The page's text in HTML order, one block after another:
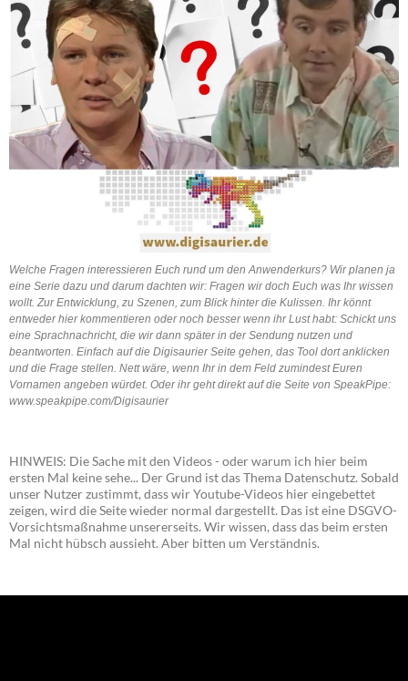
Welche Fragen interessieren Euch rund um den Anwenderkurs? Wir planen ja
eine Serie dazu und darum dachten wir: Fragen wir doch Euch was Ihr wissen
wollt. Zur Entwicklung, zu Szenen, zum Blick hinter die Kulissen. Ihr könnt
entweder hier kommentieren oder noch besser wenn ihr Lust habt: Schickt uns
eine Sprachnachricht, die wir dann später in der Sendung nutzen und
beantworten. Einfach auf die Digisaurier Seite gehen, das Tool dort anklicken
und die Frage stellen. Nett wäre, wenn Ihr in dem Feld zumindest Euren
Vornamen angeben würdet. Oder ihr geht direkt auf die Seite von SpeakPipe:
www.speakpipe.com/Digisaurier
HINWEIS: Die Sache mit den Videos - oder warum ich hier beim
ersten Mal keine sehe... Der Grund ist das Thema Datenschutz. Sobald
unser Nutzer zustimmt, dass wir Youtube-Videos hier eingebettet
zeigen, wird die Seite wieder normal dargestellt. Das ist eine DSGVO-
Vorsichtsmaßnahme unsererseits. Wir wissen, dass das beim ersten
Mal nicht hübsch aussieht. Aber bitten um Verständnis.